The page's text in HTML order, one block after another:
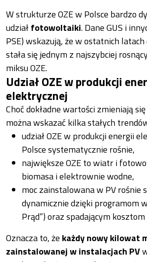
W strukturze OZE w Polsce bardzo
udziałfotowoltaiki. Dane GUS i
PSE) wskazują, że w ostatnich latach
stała się jednym z najszybciej
miksu OZE.
Udział OZE w produkcji
elektrycznej
Choć dokładne wartości zmieniają
można wskazać kilka stałych
udział OZE w produkcji energii
Polsce systematycznie rośnie,
największe OZE to wiatr i
biomasa i elektrownie wodne,
moc zainstalowana w PV rośnie
dynamicznie dzięki programom
Prąd”) oraz spadającym
Oznacza to, że każdy nowy kilowat
zainstalowanej w instalacjach PV